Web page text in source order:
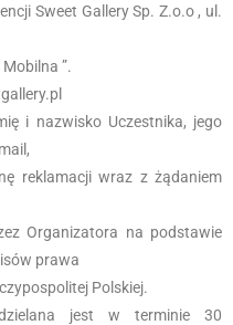
Sweet Gallery Sp. Z.o.o , ul.
”.
i nazwisko Uczestnika, jego
reklamacji wraz z żądaniem
Organizatora na podstawie
prawa
Polskiej.
jest w terminie 30